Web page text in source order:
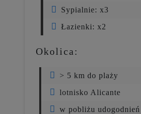
Sypialnie: x3
Łazienki: x2
Okolica:
> 5 km do plaży
lotnisko Alicante
w pobliżu udogodnień